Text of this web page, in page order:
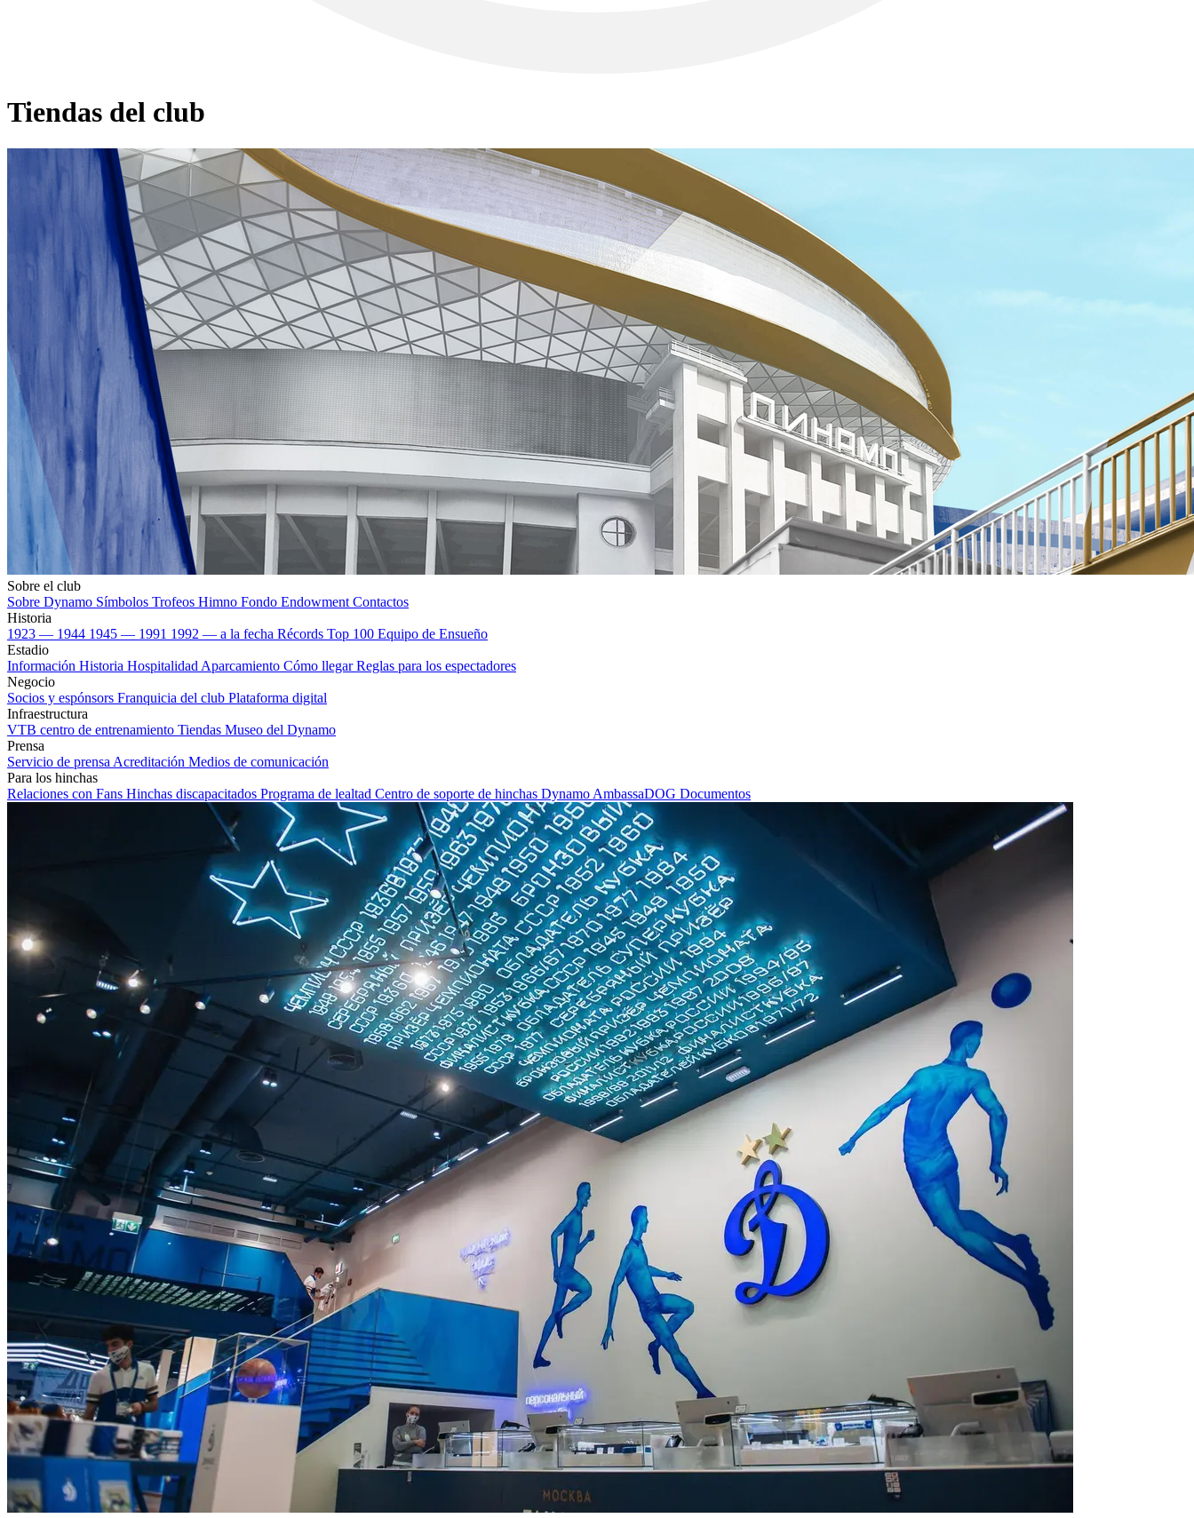
Tiendas del club
Sobre el club
Sobre Dynamo Símbolos Trofeos Himno Fondo Endowment Contactos
Historia
1923 — 1944 1945 — 1991 1992 — a la fecha Récords Top 100 Equipo de Ensueño
Estadio
Información Historia Hospitalidad Aparcamiento Cómo llegarReglas para los espectadores
Negocio
Socios y espónsors Franquicia del club Plataforma digital
Infraestructura
VTB centro de entrenamiento Tiendas Museo del Dynamo
Prensa
Servicio de prensa Acreditación Medios de comunicación
Para los hinchas
Relaciones con Fans Hinchas discapacitados Programa de lealtad Centro de soporte de hinchas Dynamo AmbassaDOG Documentos